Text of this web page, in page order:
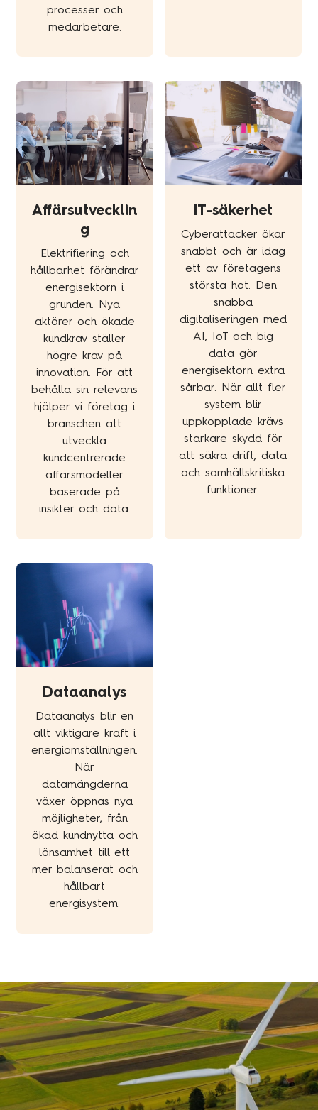
processer och
medarbetare.
Affärsutvecklin
g
Elektrifiering och
hållbarhet förändrar
energisektorn i
grunden. Nya
aktörer och ökade
kundkrav ställer
högre krav på
innovation. För att
behålla sin relevans
hjälper vi företag i
branschen att
utveckla
kundcentrerade
affärsmodeller
baserade på
insikter och data.
IT-säkerhet
Cyberattacker ökar
snabbt och är idag
ett av företagens
största hot. Den
snabba
digitaliseringen med
AI, IoT och big
data gör
energisektorn extra
sårbar. När allt fler
system blir
uppkopplade krävs
starkare skydd för
att säkra drift, data
och samhällskritiska
funktioner.
Dataanalys
Dataanalys blir en
allt viktigare kraft i
energiomställningen.
När
datamängderna
växer öppnas nya
möjligheter, från
ökad kundnytta och
lönsamhet till ett
mer balanserat och
hållbart
energisystem.